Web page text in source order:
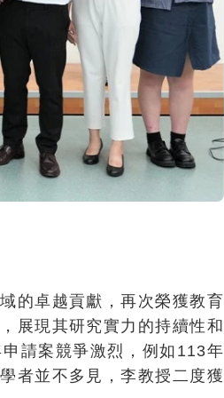
的卓越貢獻，再次榮獲教育
展現其研究實力的持續性和
請案競爭激烈，例如113年
者並不多見，李教授二度獲